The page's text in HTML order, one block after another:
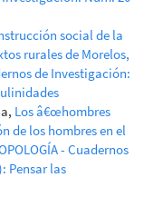
social de la
rurales de Morelos,
de Investigación:
Los â€œhombres
de los hombres en el
- Cuadernos
Pensar las